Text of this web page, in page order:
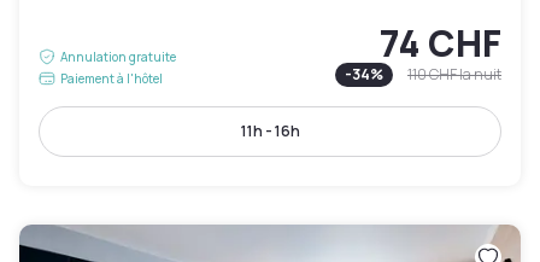
Annulation gratuite
Paiement à l'hôtel
74 CHF
-34% 110 CHFla nuit
11h - 16h